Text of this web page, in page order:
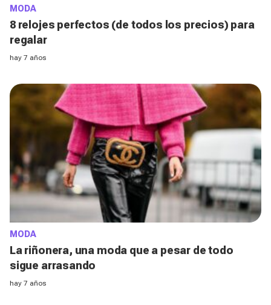
MODA
8 relojes perfectos (de todos los precios) para
regalar
hay 7 años
MODA
La riñonera, una moda que a pesar de todo
sigue arrasando
hay 7 años